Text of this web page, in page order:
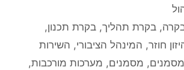
,בקרת תהליך,בקרת תכנון,
חוזר, המינהל הציבורי, השירות
, מסמנים, מערכות מורכבות,